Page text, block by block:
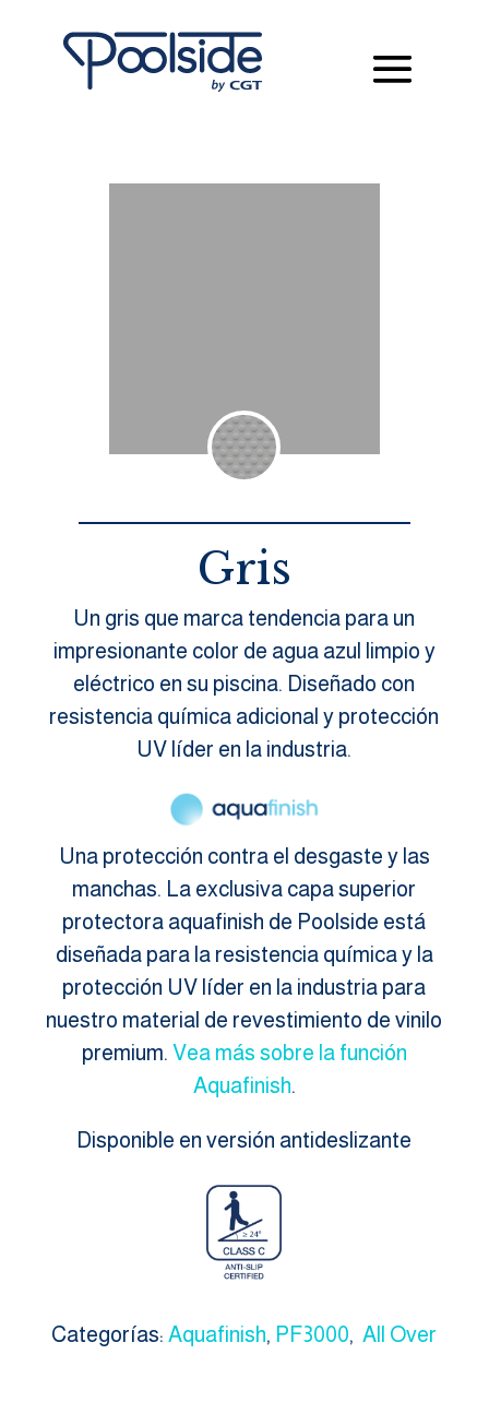
Gris
Un gris que marca tendencia para un
impresionante color de agua azul limpio y
eléctrico en su piscina. Diseñado con
resistencia química adicional y protección
UV líder en la industria.
Una protección contra el desgaste y las
manchas. La exclusiva capa superior
protectora aquafinish de Poolside está
diseñada para la resistencia química y la
protección UV líder en la industria para
nuestro material de revestimiento de vinilo
premium. Vea más sobre la función
Aquafinish.
Disponible en versión antideslizante
Categorías:Aquafinish, PF3000,All Over